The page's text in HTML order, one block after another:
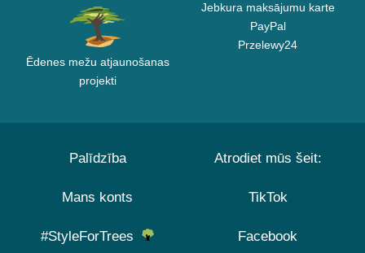
Ēdenes mežu atjaunošanas
projekti
Jebkura maksājumu karte
PayPal
Przelewy24
Palīdzība
Mans konts
#StyleForTrees
Atrodiet mūs šeit:
TikTok
Facebook